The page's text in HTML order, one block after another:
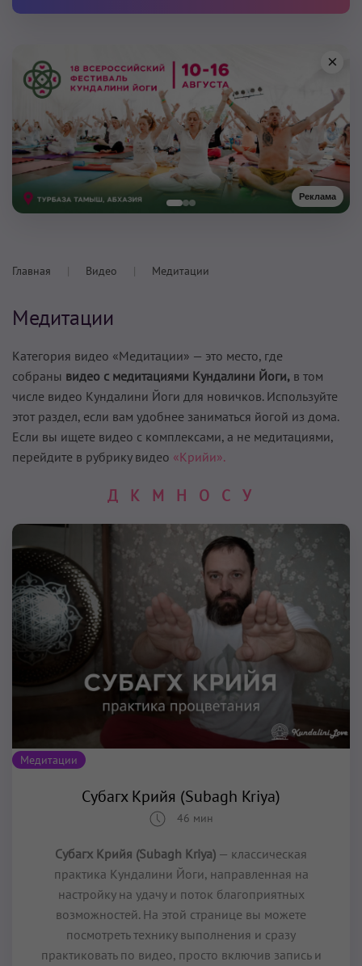
Реклама
×
Главная Видео Медитации
Медитации
Категория видео «Медитации» — это место, где
собраны видео с медитациями Кундалини Йоги, в том
числе видео Кундалини Йоги для новичков. Используйте
этот раздел, если вам удобнее заниматься йогой из дома.
Если вы ищете видео с комплексами, а не медитациями,
перейдите в рубрику видео «Крийи».
Д К М Н О С У
Медитации
Субагх Крийя (Subagh Kriya)
46 мин
Субагх Крийя (Subagh Kriya) — классическая
практика Кундалини Йоги, направленная на
настройку на удачу и поток благоприятных
возможностей. На этой странице вы можете
посмотреть технику выполнения и сразу
практиковать по видео, просто включив запись и